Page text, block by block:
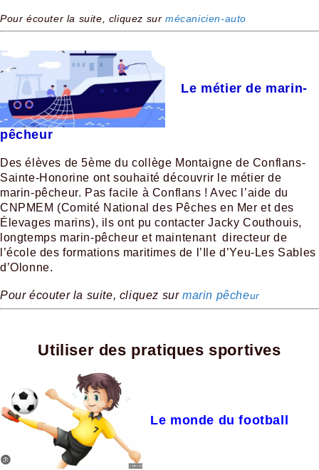
Pour écouter la suite, cliquez surmécanicien-auto
Le métier de marin-
pêcheur
Des élèves de 5ème du collège Montaigne de Conflans-
Sainte-Honorine ont souhaité découvrir le métier de
marin-pêcheur. Pas facile à Conflans ! Avec l’aide du
CNPMEM (Comité National des Pêches en Mer et des
Élevages marins), ils ont pu contacter Jacky Couthouis,
longtemps marin-pêcheur et maintenant directeur de
l’école des formations maritimes de l’Ile d’Yeu-Les Sables
d’Olonne.
Pour écouter la suite, cliquez surmarin pêcheur
Utiliser des pratiques sportives
Le monde du football